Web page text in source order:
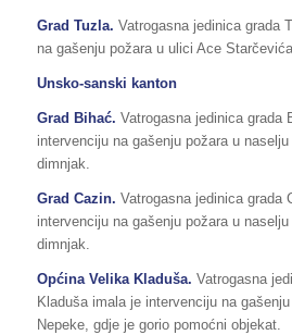
Grad Tuzla. Vatrogasna jedinica grada
na gašenju požara u ulici Ace
Unsko-sanski kanton
Grad Bihać. Vatrogasna jedinica grada
intervenciju na gašenju požara u
dimnjak.
Grad Cazin. Vatrogasna jedinica grada
intervenciju na gašenju požara u
dimnjak.
Općina Velika Kladuša. Vatrogasna
Kladuša imala je intervenciju na
Nepeke, gdje je gorio pomoćni objekat.